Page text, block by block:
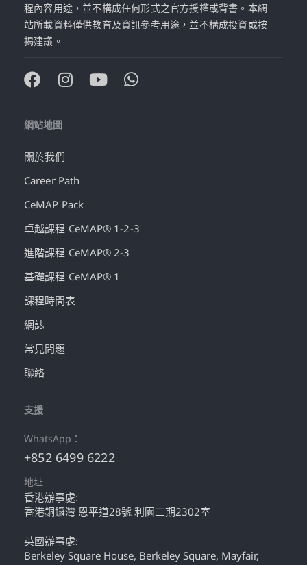
程內容用途，並不構成任何形式之官方授權或背書。本網
站所載資料僅供教育及資訊參考用途，並不構成投資或按
揭建議。
網站地圖
關於我們
Career Path
CeMAP Pack
卓越課程 CeMAP® 1-2-3
進階課程 CeMAP® 2-3
基礎課程 CeMAP® 1
課程時間表
網誌
常見問題
聯絡
支援
WhatsApp：
+852 6499 6222
地址
香港辦事處:
香港銅鑼灣 恩平道28號 利園二期2302室
英國辦事處:
Berkeley Square House, Berkeley Square, Mayfair,